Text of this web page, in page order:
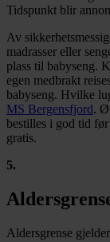
Tidspunkt blir
Av
madrasser eller
plass til babyseng.
egen medbrakt
babyseng. Hvilke
MS Bergensfjord.
bestilles i god tid
gratis.
5.
Aldersgrense